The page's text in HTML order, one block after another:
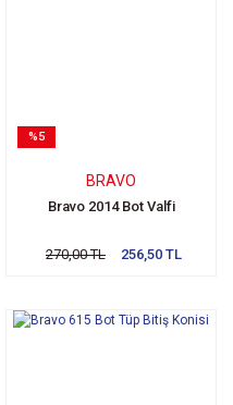
%5
BRAVO
Bravo 2014 Bot Valfi
270,00 TL 256,50 TL